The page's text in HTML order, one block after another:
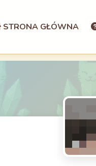
STRONA GŁÓWNA